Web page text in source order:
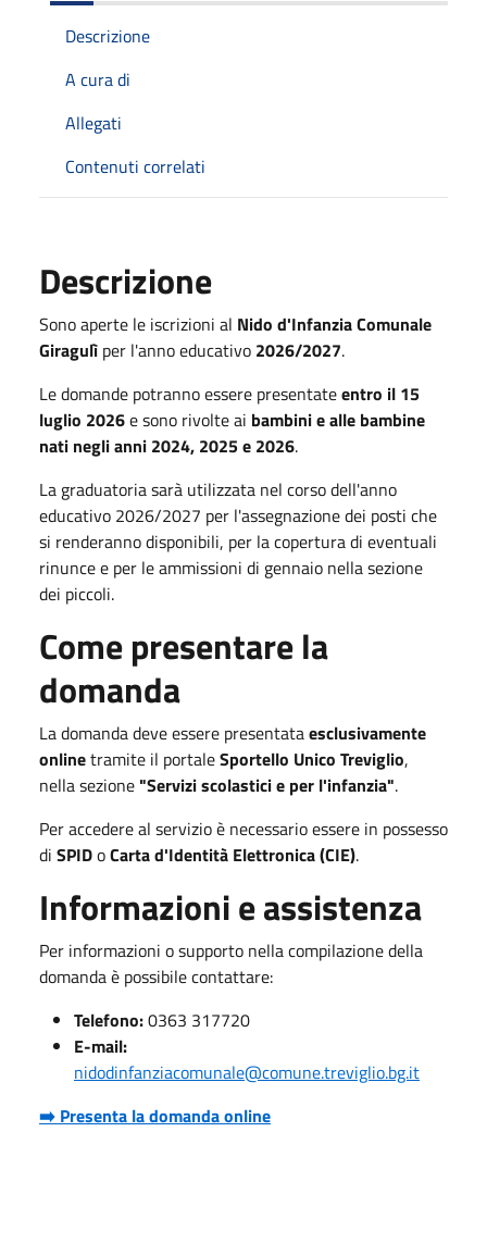
Descrizione
A cura di
Allegati
Contenuti correlati
Descrizione
Sono aperte le iscrizioni al Nido d'Infanzia Comunale
Giragulì per l'anno educativo 2026/2027.
Le domande potranno essere presentateentro il 15
luglio 2026e sono rivolte ai bambini e alle bambine
nati negli anni 2024, 2025 e 2026.
La graduatoria sarà utilizzata nel corso dell'anno
educativo 2026/2027 per l'assegnazione dei posti che
si renderanno disponibili, per la copertura di eventuali
rinunce e per le ammissioni di gennaio nella sezione
dei piccoli.
Come presentare la
domanda
La domanda deve essere presentataesclusivamente
onlinetramite il portaleSportello Unico Treviglio,
nella sezione"Servizi scolastici e per l'infanzia".
Per accedere al servizio è necessario essere in possesso
di SPIDoCarta d'Identità Elettronica (CIE).
Informazioni e assistenza
Per informazioni o supporto nella compilazione della
domanda è possibile contattare:
Telefono:0363 317720
E-mail:
nidodinfanziacomunale@comune.treviglio.bg.it
➡️ Presenta la domanda online